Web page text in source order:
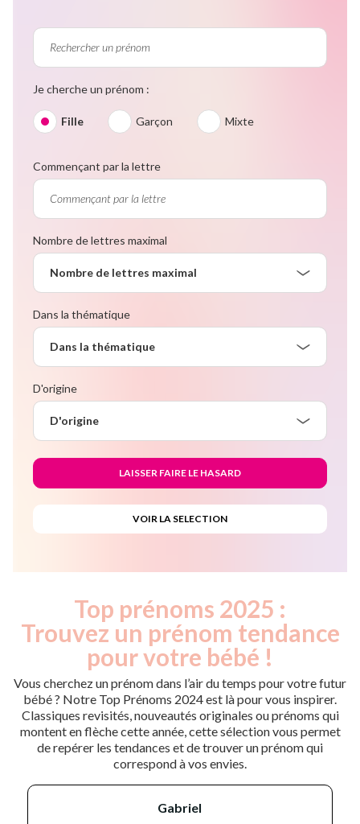
Je cherche un prénom :
Fille Garçon Mixte
Commençant par la lettre
Nombre de lettres maximal
Nombre de lettres maximal
Dans la thématique
Dans la thématique
D'origine
D'origine
Top prénoms 2025 :
Trouvez un prénom tendance
pour votre bébé !
Vous cherchez un prénom dans l’air du temps pour votre futur
bébé ? Notre Top Prénoms 2024 est là pour vous inspirer.
Classiques revisités, nouveautés originales ou prénoms qui
montent en flèche cette année, cette sélection vous permet
de repérer les tendances et de trouver un prénom qui
correspond à vos envies.
gabriel